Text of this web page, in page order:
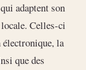
adaptent son
Celles-ci
la
que des